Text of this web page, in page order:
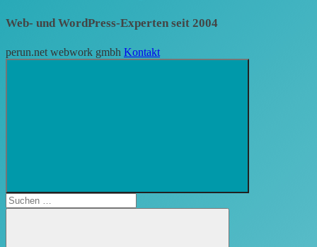
Web- und WordPress-Experten seit 2004
perun.net webwork gmbh Kontakt
öffnen
Suchen
nach: